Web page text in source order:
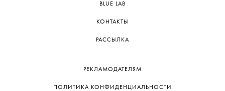
BLUE LAB
КОНТАКТЫ
РАССЫЛКА
РЕКЛАМОДАТЕЛЯМ
ПОЛИТИКА КОНФИДЕНЦИАЛЬНОСТИ